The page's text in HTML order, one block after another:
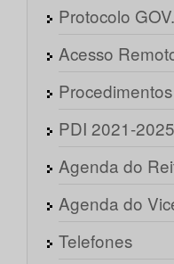
Protocolo
Acesso
PDI 2021-2025
Agenda do
Agenda do
Telefones